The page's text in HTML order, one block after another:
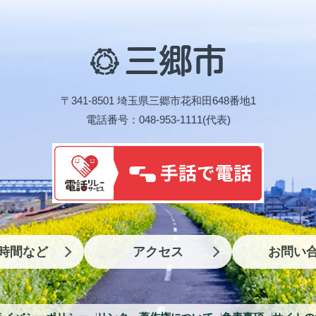
三
郷
〒341-8501 埼玉県三郷市花和田648番地1
電話番号：048-953-1111(代表)
間など アクセス お問い